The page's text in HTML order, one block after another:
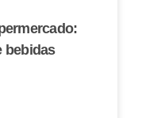
bebidas